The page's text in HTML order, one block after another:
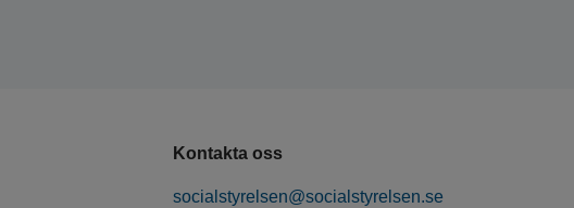
Kontakta oss
socialstyrelsen@socialstyrelsen.se